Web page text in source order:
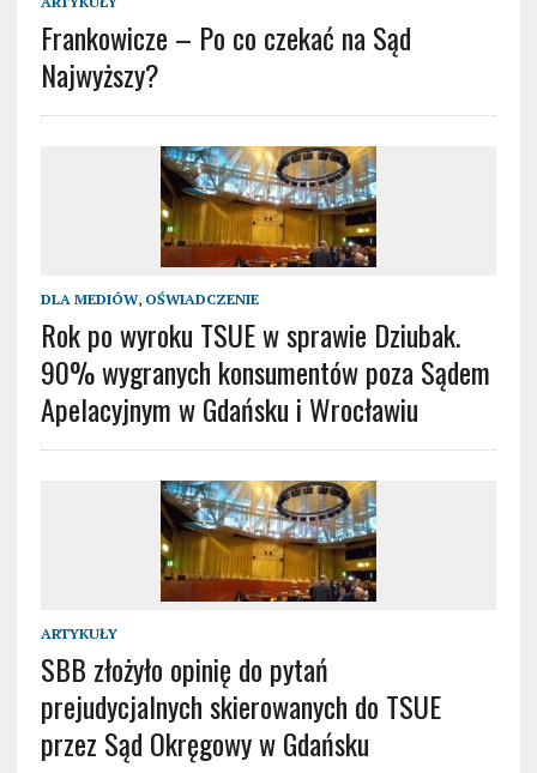
Frankowicze – Po co czekać na Sąd
Najwyższy?
DLA MEDIÓW, OŚWIADCZENIE
Rok po wyroku TSUE w sprawie Dziubak.
90% wygranych konsumentów poza Sądem
Apelacyjnym w Gdańsku i Wrocławiu
ARTYKUŁY
SBB złożyło opinię do pytań
prejudycjalnych skierowanych do TSUE
przez Sąd Okręgowy w Gdańsku